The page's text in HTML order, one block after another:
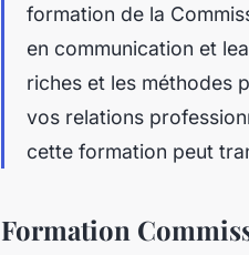
formation de la
en communication et
riches et les méthodes
vos relations
cette formation peut
Formation